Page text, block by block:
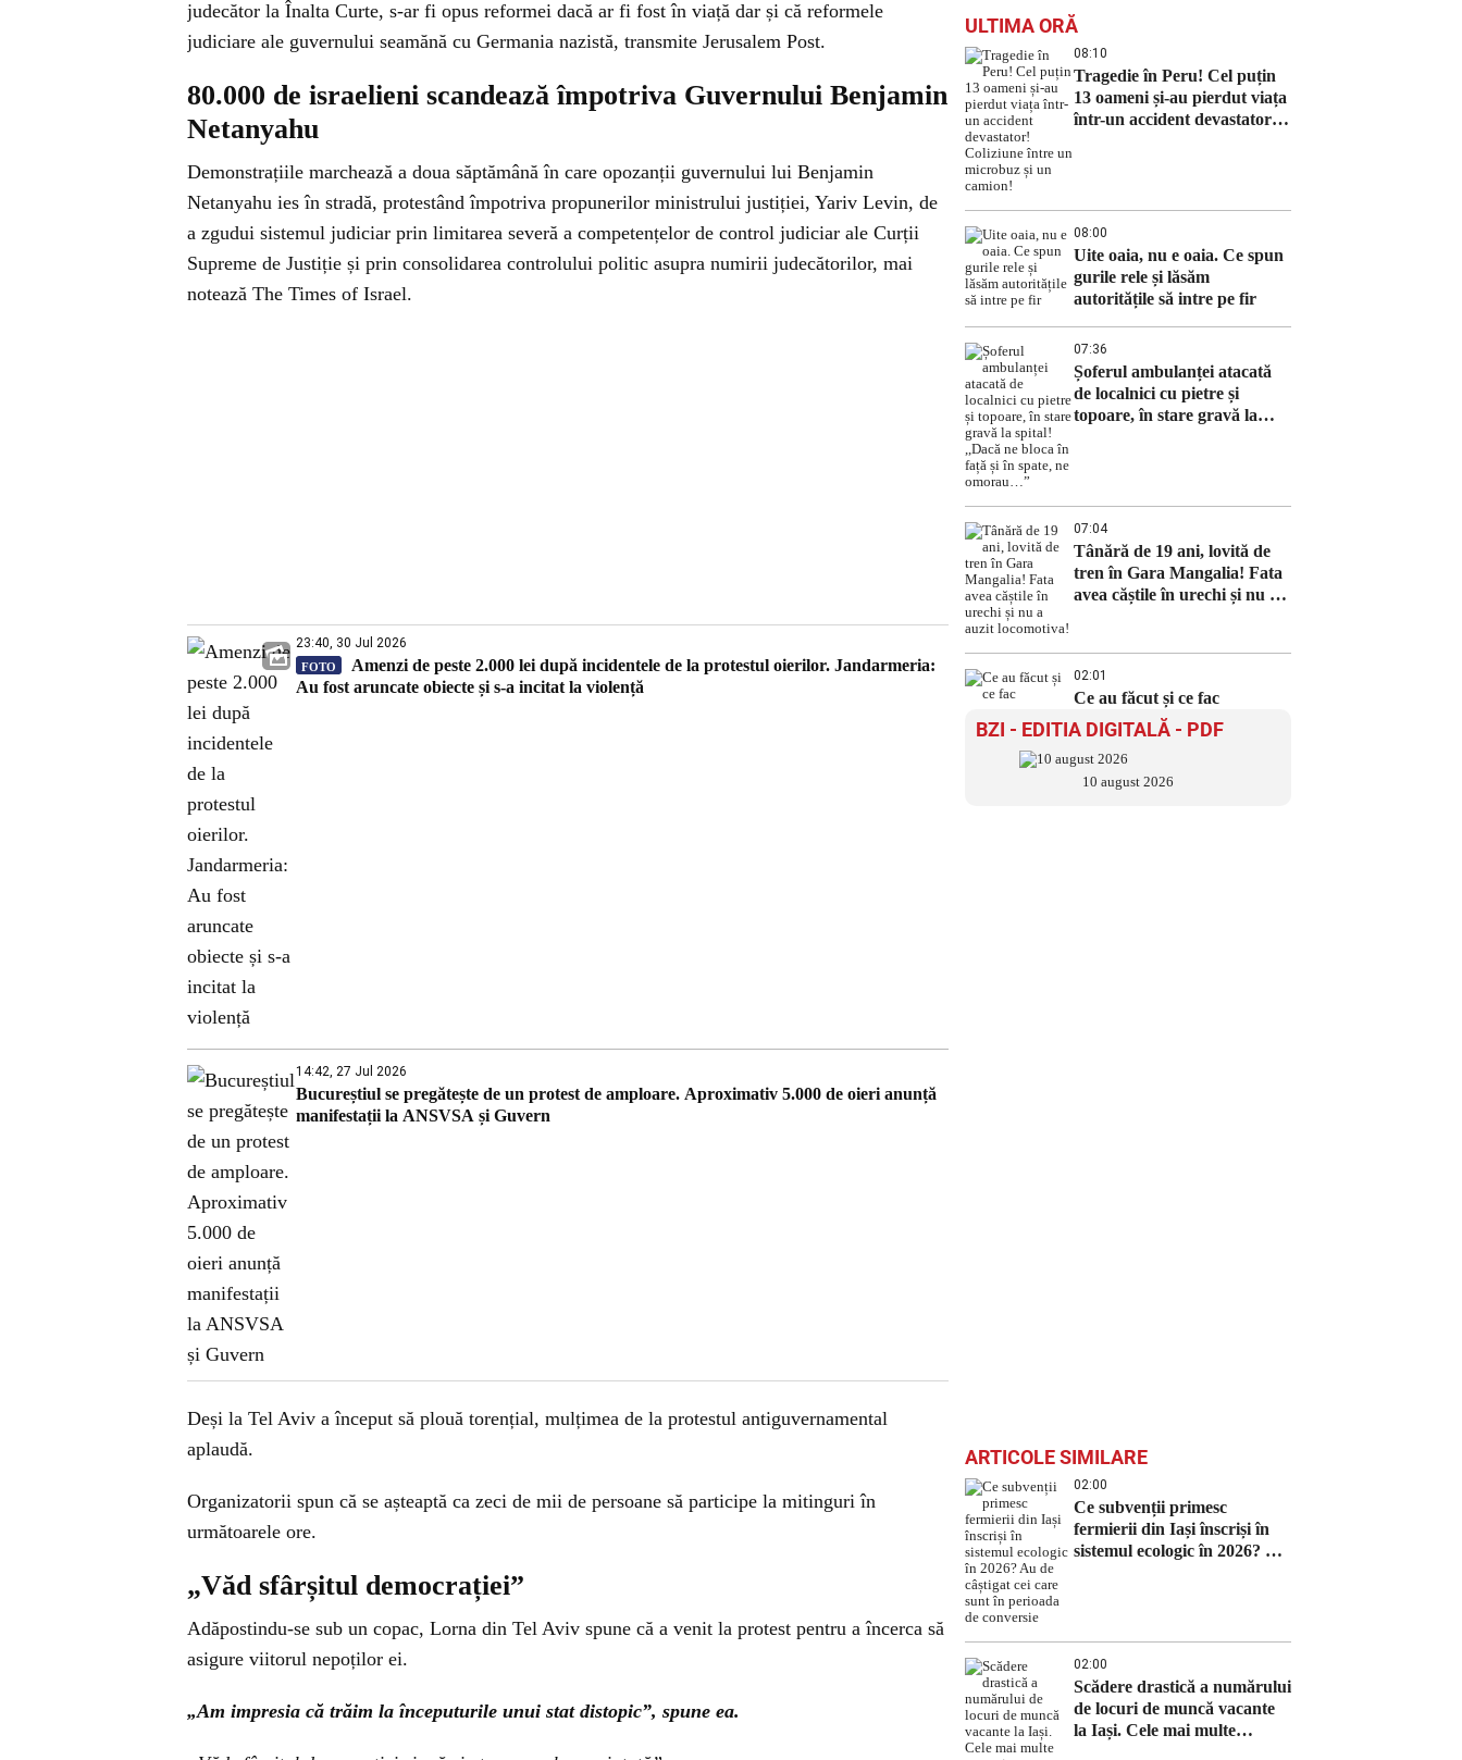
judecător la Înalta Curte, s-ar fi opus reformei dacă ar fi fost în viață dar și că reformele
judiciare ale guvernului seamănă cu Germania nazistă, transmite Jerusalem Post.
80.000 de israelieni scandează împotriva Guvernului Benjamin
Netanyahu
Demonstrațiile marchează a doua săptămână în care opozanții guvernului lui Benjamin
Netanyahu ies în stradă, protestând împotriva propunerilor ministrului justiției, Yariv Levin, de
a zgudui sistemul judiciar prin limitarea severă a competențelor de control judiciar ale Curții
Supreme de Justiție și prin consolidarea controlului politic asupra numirii judecătorilor, mai
notează The Times of Israel.
23:40, 30 Jul 2026
FOTO
Amenzi de peste 2.000 lei după incidentele de la protestul oierilor. Jandarmeria:
Au fost aruncate obiecte și s-a incitat la violență
14:42, 27 Jul 2026
Bucureștiul se pregătește de un protest de amploare. Aproximativ 5.000 de oieri anunță
manifestații la ANSVSA și Guvern
Deși la Tel Aviv a început să plouă torențial, mulțimea de la protestul antiguvernamental
aplaudă.
Organizatorii spun că se așteaptă ca zeci de mii de persoane să participe la mitinguri în
următoarele ore.
„Văd sfârșitul democrației”
Adăpostindu-se sub un copac, Lorna din Tel Aviv spune că a venit la protest pentru a încerca să
asigure viitorul nepoților ei.
„Am impresia că trăim la începuturile unui stat distopic”, spune ea.
ULTIMA ORĂ
08:10
Tragedie în Peru! Cel puțin
13 oameni și-au pierdut viața
într-un accident devastator!
08:00
Uite oaia, nu e oaia. Ce spun
gurile rele și lăsăm
autoritățile să intre pe fir
07:36
Șoferul ambulanței atacată
de localnici cu pietre și
topoare, în stare gravă la
07:04
Tânără de 19 ani, lovită de
tren în Gara Mangalia! Fata
avea căștile în urechi și nu a
02:01
Ce au făcut și ce fac
BZI - EDITIA DIGITALĂ - PDF
10 august 2026
ARTICOLE SIMILARE
02:00
Ce subvenții primesc
fermierii din Iași înscriși în
sistemul ecologic în 2026? Au
02:00
Scădere drastică a numărului
de locuri de muncă vacante
la Iași. Cele mai multe